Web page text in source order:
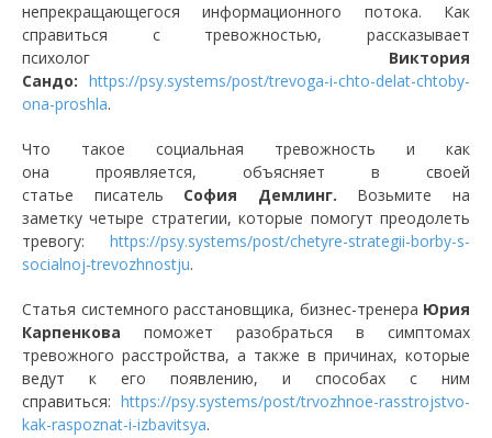
непрекращающегося информационного потока. Как
справиться с тревожностью, рассказывает
психолог Виктория
Сандо: https://psy.systems/post/trevoga-i-chto-delat-chtoby-
ona-proshla.
Что такое социальная тревожность и как
она проявляется, объясняет в своей
статье писатель София Демлинг. Возьмите на
заметку четыре стратегии, которые помогут преодолеть
тревогу: https://psy.systems/post/chetyre-strategii-borby-s-
socialnoj-trevozhnostju.
Статья системного расстановщика, бизнес-тренера Юрия
Карпенкова поможет разобраться в симптомах
тревожного расстройства, а также в причинах, которые
ведут к его появлению, и способах с ним
справиться: https://psy.systems/post/trvozhnoe-rasstrojstvo-
kak-raspoznat-i-izbavitsya.